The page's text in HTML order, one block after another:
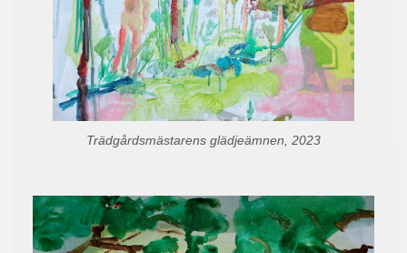
Trädgårdsmästarens glädjeämnen, 2023